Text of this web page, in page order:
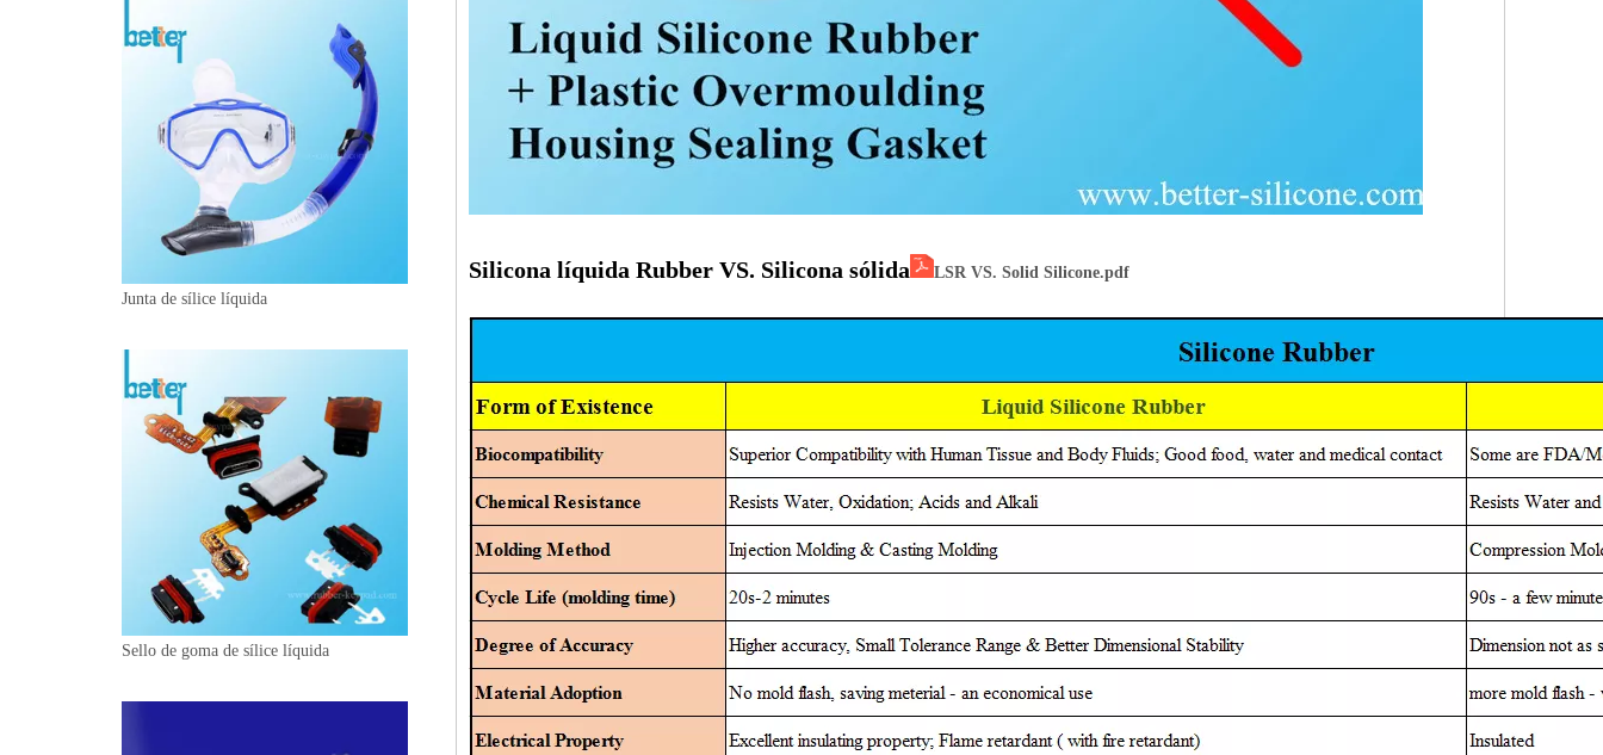
Junta de sílice líquida
Sello de goma de sílice líquida
Silicona líquida Rubber VS. Silicona sólida LSR VS. Solid Silicone.pdf